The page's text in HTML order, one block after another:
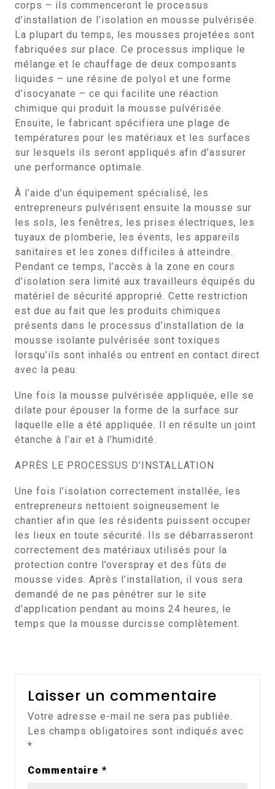
corps – ils commenceront le processus
d’installation de l’isolation en mousse pulvérisée.
La plupart du temps, les mousses projetées sont
fabriquées sur place. Ce processus implique le
mélange et le chauffage de deux composants
liquides – une résine de polyol et une forme
d’isocyanate – ce qui facilite une réaction
chimique qui produit la mousse pulvérisée.
Ensuite, le fabricant spécifiera une plage de
températures pour les matériaux et les surfaces
sur lesquels ils seront appliqués afin d’assurer
une performance optimale.
À l’aide d’un équipement spécialisé, les
entrepreneurs pulvérisent ensuite la mousse sur
les sols, les fenêtres, les prises électriques, les
tuyaux de plomberie, les évents, les appareils
sanitaires et les zones difficiles à atteindre.
Pendant ce temps, l’accès à la zone en cours
d’isolation sera limité aux travailleurs équipés du
matériel de sécurité approprié. Cette restriction
est due au fait que les produits chimiques
présents dans le processus d’installation de la
mousse isolante pulvérisée sont toxiques
lorsqu’ils sont inhalés ou entrent en contact direct
avec la peau.
Une fois la mousse pulvérisée appliquée, elle se
dilate pour épouser la forme de la surface sur
laquelle elle a été appliquée. Il en résulte un joint
étanche à l’air et à l’humidité.
APRÈS LE PROCESSUS D’INSTALLATION
Une fois l’isolation correctement installée, les
entrepreneurs nettoient soigneusement le
chantier afin que les résidents puissent occuper
les lieux en toute sécurité. Ils se débarrasseront
correctement des matériaux utilisés pour la
protection contre l’overspray et des fûts de
mousse vides. Après l’installation, il vous sera
demandé de ne pas pénétrer sur le site
d’application pendant au moins 24 heures, le
temps que la mousse durcisse complètement.
Laisser un commentaire
Votre adresse e-mail ne sera pas publiée.
Les champs obligatoires sont indiqués avec
*
Commentaire *